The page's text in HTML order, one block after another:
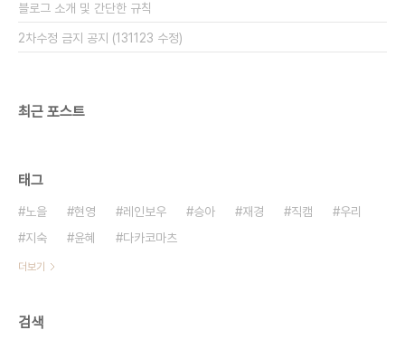
블로그 소개 및 간단한 규칙
2차수정 금지 공지 (131123 수정)
최근 포스트
태그
노을 현영 레인보우 승아 재경 직캠
우리
지숙
윤혜 다카코마츠
더보기
검색